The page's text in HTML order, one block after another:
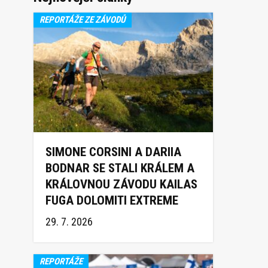
REPORTÁŽE ZE ZÁVODŮ
SIMONE CORSINI A DARIIA
BODNAR SE STALI KRÁLEM A
KRÁLOVNOU ZÁVODU KAILAS
FUGA DOLOMITI EXTREME
TRAIL 2026
29. 7. 2026
REPORTÁŽE